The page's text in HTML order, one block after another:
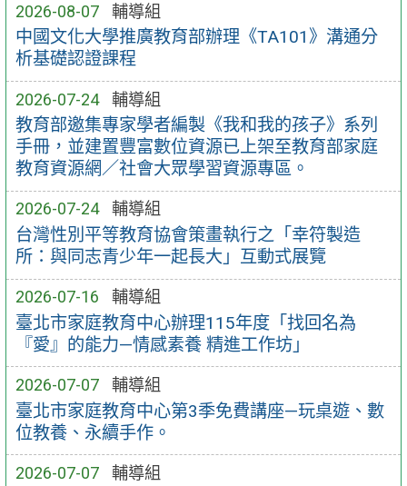
2026-08-07 輔導組
中國文化大學推廣教育部辦理《TA101》溝通分
析基礎認證課程
2026-07-24 輔導組
教育部邀集專家學者編製《我和我的孩子》系列
手冊，並建置豐富數位資源已上架至教育部家庭
教育資源網／社會大眾學習資源專區。
2026-07-24 輔導組
台灣性別平等教育協會策畫執行之「幸符製造
所：與同志青少年一起長大」互動式展覽
2026-07-16 輔導組
臺北市家庭教育中心辦理115年度「找回名為
『愛』的能力—情感素養 精進工作坊」
2026-07-07 輔導組
臺北市家庭教育中心第3季免費講座—玩桌遊、數
位教養、永續手作。
2026-07-07 輔導組